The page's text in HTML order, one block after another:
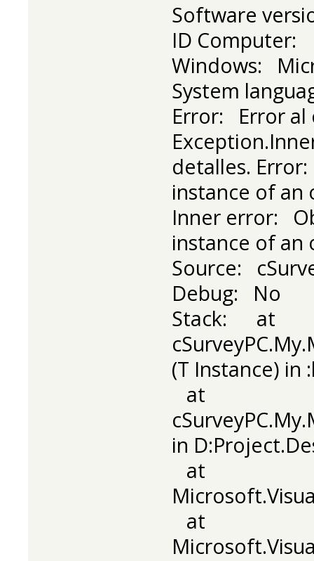
Software
ID Computer:
Windows:
System
Error: Error al
detalles.
instance of an
Inner error:
instance of an
Source:
Debug: No
Stack: at
(T Instance) in
at
in
at
at